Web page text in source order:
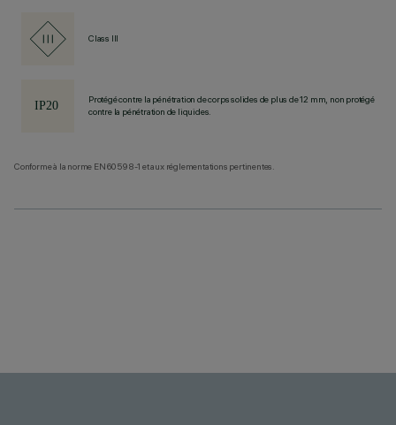
Class III
Protégé contre la pénétration de corps solides de plus de 12 mm, non protégé
contre la pénétration de liquides.
Conforme à la norme EN60598-1 et aux réglementations pertinentes.